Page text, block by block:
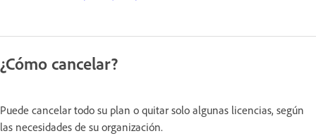
¿Cómo cancelar?
Puede cancelar todo su plan o quitar solo algunas licencias, según
las necesidades de su organización.